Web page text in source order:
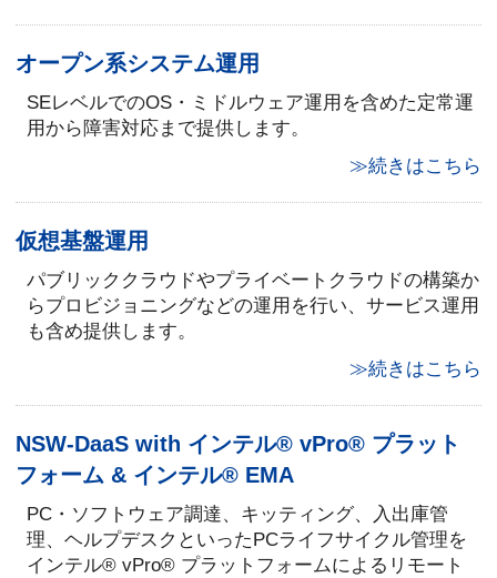
オープン系システム運用
SEレベルでのOS・ミドルウェア運用を含めた定常運
用から障害対応まで提供します。
≫続きはこちら
仮想基盤運用
パブリッククラウドやプライベートクラウドの構築か
らプロビジョニングなどの運用を行い、サービス運用
も含め提供します。
≫続きはこちら
NSW-DaaS with インテル® vPro® プラット
フォーム & インテル® EMA
PC・ソフトウェア調達、キッティング、入出庫管
理、ヘルプデスクといったPCライフサイクル管理を
インテル® vPro® プラットフォームによるリモート